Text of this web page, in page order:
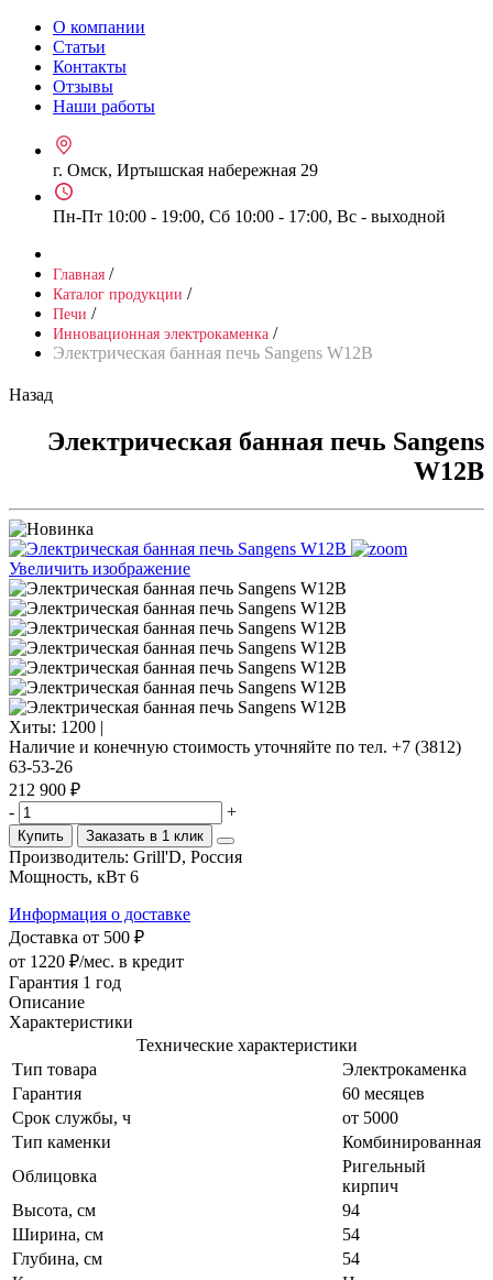
О компании
Статьи
Контакты
Отзывы
Наши работы
г. Омск, Иртышская набережная 29
Пн-Пт 10:00 - 19:00, Сб 10:00 - 17:00, Вс - выходной
Главная /
Каталог продукции /
Печи /
Инновационная электрокаменка /
Электрическая банная печь Sangens W12B
Назад
Электрическая банная печь Sangens
W12B
Увеличить изображение
Хиты: 1200 |
Наличие и конечную стоимость уточняйте по тел. +7 (3812)
63-53-26
212 900 ₽
-
+
Купить Заказать в 1 клик
Производитель: Grill'D, Россия
Мощность, кВт 6
Информация о доставке
Доставка от 500 ₽
от 1220 ₽/мес. в кредит
Гарантия 1 год
Описание
Характеристики
Технические характеристики
Тип товара
Электрокаменка
Гарантия
60 месяцев
Срок службы, ч
от 5000
Тип каменки
Комбинированная
Облицовка
Ригельный
кирпич
Высота, см
94
Ширина, см
54
Глубина, см
54